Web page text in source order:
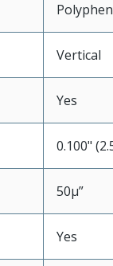
Vertical
Yes
0.100"
50µ”
Yes